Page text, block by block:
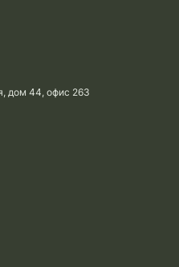
дом 44, офис 263